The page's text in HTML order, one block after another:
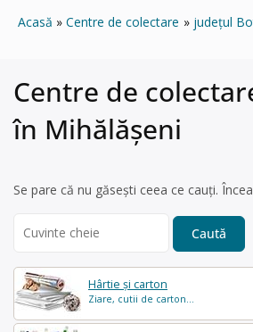
Acasă Centre de colectare județul
Hârtie și carton
Ziare, cutii de carton...
Centre de
în Mihălăşeni
Se pare că nu găsești ceea ce cauți.
for: